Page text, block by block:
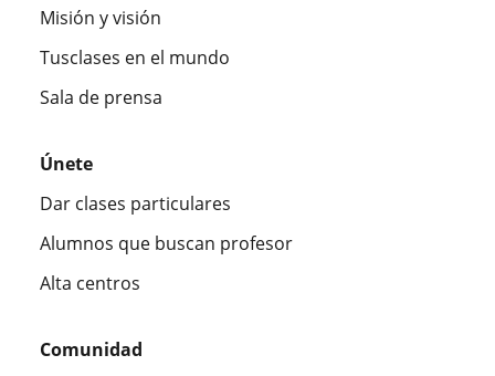
Misión y visión
Tusclases en el mundo
Sala de prensa
Únete
Dar clases particulares
Alumnos que buscan profesor
Alta centros
Comunidad